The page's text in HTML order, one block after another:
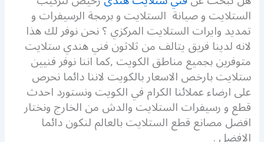
الستلايت و صيانة الستلايت و برمجة الرسيفرات و
تمديد وايرات الستلايت المركزي ؟ نحن نوفر لك هذا
لانه لدينا فريق يتالف من ثلاثون فني هندي ستلايت
متوفرين بجميع مناطق الكويت ,كما اننا نوفر فنيين
ستلايت بارخص الاسعار بالكويت لاننا دائما نحرص
على ارضاء عملائنا الكرام في الكويت ونستورد احدث
قطع و رسيفرات الستلايت والدش من الخارج ونختار
افضل مصانع قطع الستلايت بالعالم لنكون دائما